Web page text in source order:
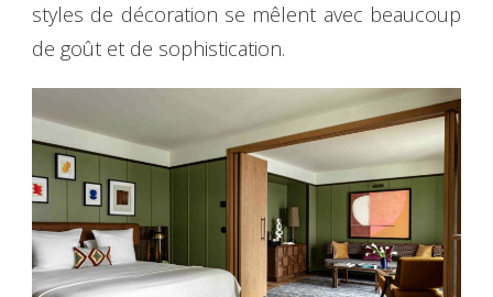
styles de décoration se mêlent avec beaucoup
de goût et de sophistication.